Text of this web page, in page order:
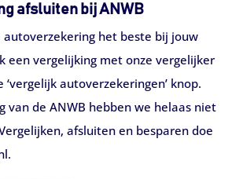
afsluiten bij ANWB
het beste bij jouw
een vergelijking met onze vergelijker
autoverzekeringen’ knop.
van de ANWB hebben we helaas niet
afsluiten en besparen doe